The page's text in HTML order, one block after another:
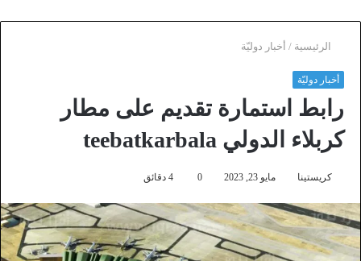
الرئيسية / أخبار دوليّة
أخبار دوليّة
رابط استمارة تقديم على مطار
كربلاء الدولي teebatkarbala
كريستينا مايو 23, 2023 0